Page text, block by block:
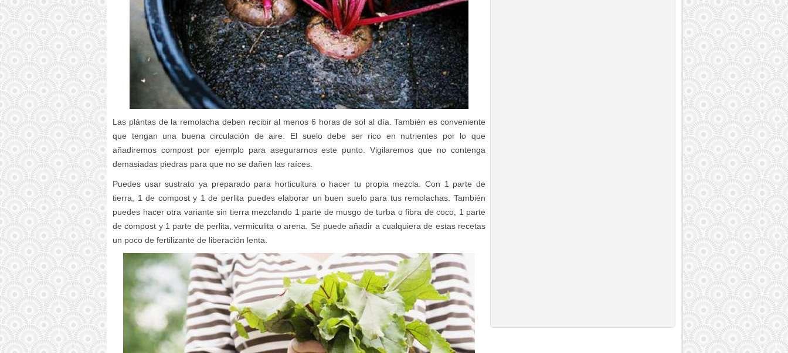
Las plántas de la remolacha deben recibir al menos 6 horas de sol al día. También es conveniente
que tengan una buena circulación de aire. El suelo debe ser rico en nutrientes por lo que
añadiremos compost por ejemplo para asegurarnos este punto. Vigilaremos que no contenga
demasiadas piedras para que no se dañen las raíces.
Puedes usar sustrato ya preparado para horticultura o hacer tu propia mezcla. Con 1 parte de
tierra, 1 de compost y 1 de perlita puedes elaborar un buen suelo para tus remolachas. También
puedes hacer otra variante sin tierra mezclando 1 parte de musgo de turba o fibra de coco, 1 parte
de compost y 1 parte de perlita, vermiculita o arena. Se puede añadir a cualquiera de estas recetas
un poco de fertilizante de liberación lenta.